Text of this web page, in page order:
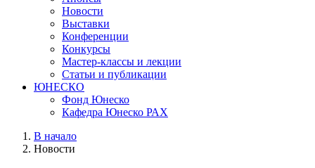
Новости
Выставки
Конференции
Конкурсы
Мастер-классы и лекции
Статьи и публикации
ЮНЕСКО
Фонд Юнеско
Кафедра Юнеско РАХ
В начало
Новости